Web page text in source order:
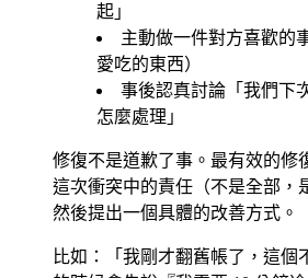
起」
主動做一件對方喜歡的
愛吃的東西）
事後認真討論「我們下
怎麼處理」
修復不是道歉了事。最有效的修
這次衝突中的責任（不是全部，
然後提出一個具體的改善方式。
比如：「我剛才翻舊帳了，這個